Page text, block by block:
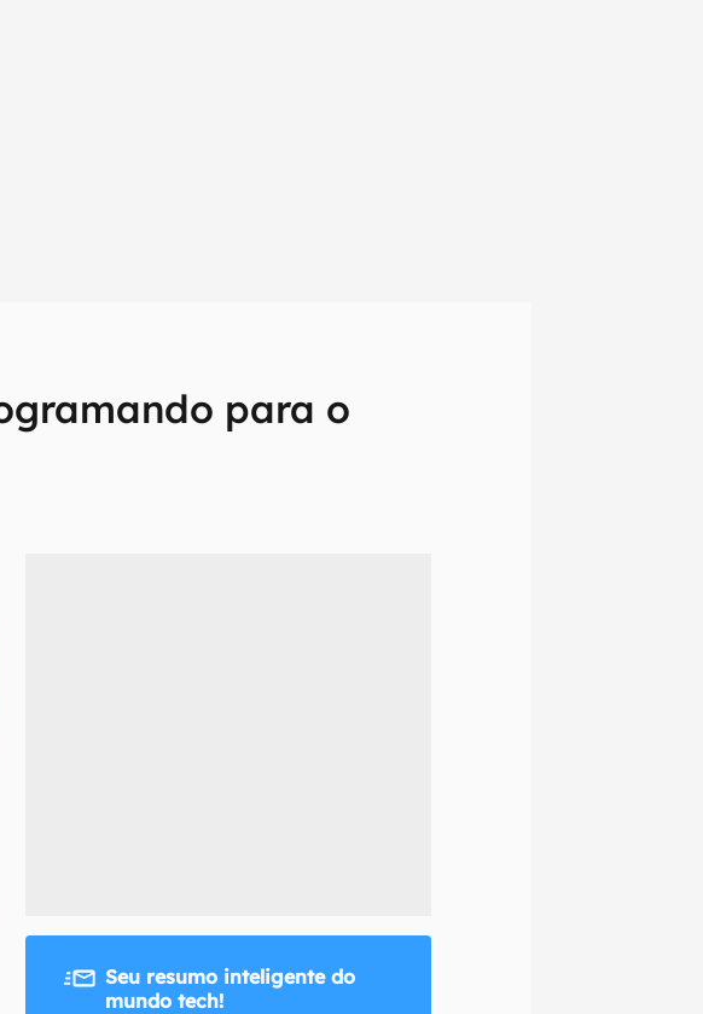
para o
tecnologia em primeira
de Privacidade do Canaltech.
Seu resumo inteligente do
mundo tech!